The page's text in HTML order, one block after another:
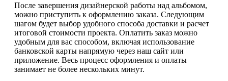
После завершения дизайнерской работы над альбомом,
можно приступить к оформлению заказа. Следующим
шагом будет выбор удобного способа доставки и расчет
итоговой стоимости проекта. Оплатить заказ можно
удобным для вас способом, включая использование
банковской карты напрямую через наш сайт или
приложение. Весь процесс оформления и оплаты
занимает не более нескольких минут.